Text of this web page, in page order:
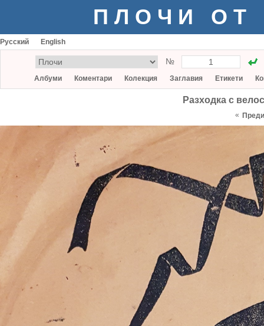
ПЛОЧИ ОТ
Русский English
№
Албуми Коментари Колекция Заглавия Етикети
Разходка с
«